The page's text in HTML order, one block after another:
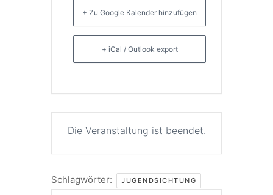
+ Zu Google Kalender hinzufügen
+ iCal / Outlook export
Die Veranstaltung ist beendet.
Schlagwörter: JUGENDSICHTUNG